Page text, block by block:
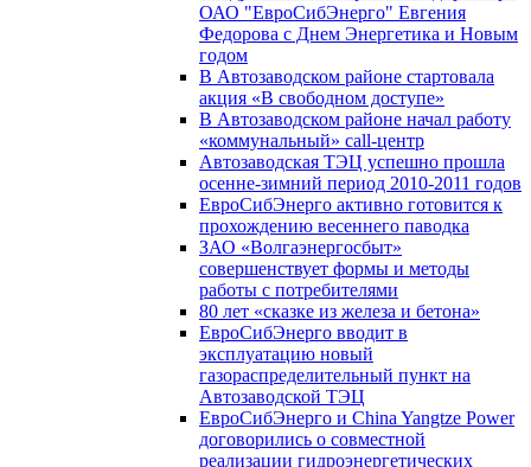
ОАО "ЕвроСибЭнерго" Евгения
Федорова с Днем Энергетика и Новым
годом
В Автозаводском районе стартовала
акция «В свободном доступе»
В Автозаводском районе начал работу
«коммунальный» call-центр
Автозаводская ТЭЦ успешно прошла
осенне-зимний период 2010-2011 годов
ЕвроСибЭнерго активно готовится к
прохождению весеннего паводка
ЗАО «Волгаэнергосбыт»
совершенствует формы и методы
работы с потребителями
80 лет «сказке из железа и бетона»
ЕвроСибЭнерго вводит в
эксплуатацию новый
газораспределительный пункт на
Автозаводской ТЭЦ
ЕвроСибЭнерго и China Yangtze Power
договорились о совместной
реализации гидроэнергетических